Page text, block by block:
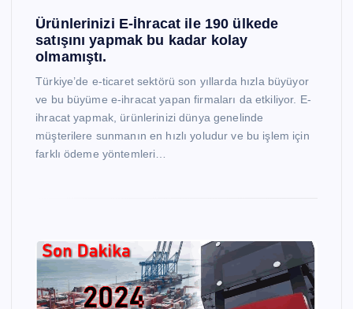
Ürünlerinizi E-İhracat ile 190 ülkede
satışını yapmak bu kadar kolay
olmamıştı.
Türkiye’de e-ticaret sektörü son yıllarda hızla büyüyor
ve bu büyüme e-ihracat yapan firmaları da etkiliyor. E-
ihracat yapmak, ürünlerinizi dünya genelinde
müşterilere sunmanın en hızlı yoludur ve bu işlem için
farklı ödeme yöntemleri…